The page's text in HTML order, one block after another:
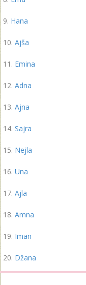
Hana
Ajša
Emina
Adna
Ajna
Sajra
Nejla
Una
Ajla
Amna
Iman
Džana